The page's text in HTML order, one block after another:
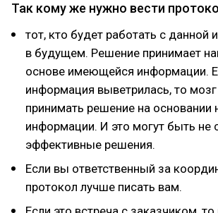
Так кому же нужно вести
тот, кто будет работать с данной
в будущем. Решение принимает
основе имеющейся информации.
информация выветрилась, то
принимать решение на основании
информации. И это могут быть не
эффективные решения.
Если вы ответственный за
протокол лучше писать вам.